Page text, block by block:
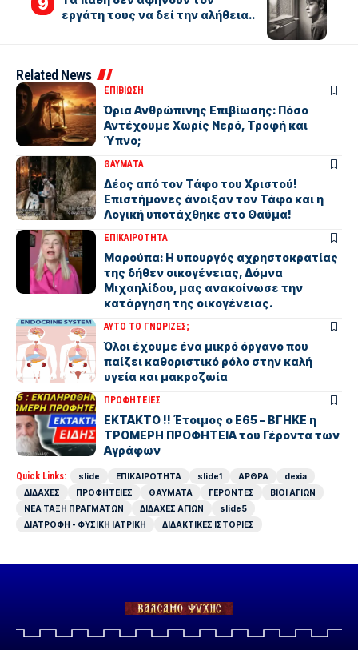
εργάτη τους να δεί την αλήθεια..
Related News
ΕΠΙΒΙΩΣΗ
Όρια Ανθρώπινης Επιβίωσης: Πόσο
Αντέχουμε Χωρίς Νερό, Τροφή και
Ύπνο;
ΘΑΥΜΑΤΑ
Δέος από τον Τάφο του Χριστού!
Επιστήμονες άνοιξαν τον Τάφο και η
Λογική υποτάχθηκε στο Θαύμα!
ΕΠΙΚΑΙΡΟΤΗΤΑ
Μαρούπα: Η υπουργός αχρηστοκρατίας
της δήθεν οικογένειας, Δόμνα
Μιχαηλίδου, μας ανακοίνωσε την
κατάργηση της οικογένειας.
ΑΥΤΟ ΤΟ ΓΝΩΡΙΖΕΣ;
Όλοι έχουμε ένα μικρό όργανο που
παίζει καθοριστικό ρόλο στην καλή
υγεία και μακροζωία
ΠΡΟΦΗΤΕΙΕΣ
ΕΚΤΑΚΤΟ !! Έτοιμος ο Ε65 – ΒΓΗΚΕ η
ΤΡΟΜΕΡΗ ΠΡΟΦΗΤΕΙΑ του Γέροντα των
Αγράφων
Quick Links: slide ΕΠΙΚΑΙΡΟΤΗΤΑ slide1 ΑΡΘΡΑ
dexia
ΔΙΔΑΧΕΣ
ΠΡΟΦΗΤΕΙΕΣ ΘΑΥΜΑΤΑ ΓΕΡΟΝΤΕΣ
ΒΙΟΙ ΑΓΙΩΝ
ΝΕΑ ΤΑΞΗ ΠΡΑΓΜΑΤΩΝ
ΔΙΔΑΧΕΣ ΑΓΙΩΝ
slide5
ΔΙΑΤΡΟΦΗ - ΦΥΣΙΚΗ ΙΑΤΡΙΚΗ
ΔΙΔΑΚΤΙΚΕΣ ΙΣΤΟΡΙΕΣ